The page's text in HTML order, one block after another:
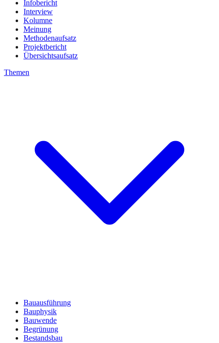
Infobericht
Interview
Kolumne
Meinung
Methodenaufsatz
Projektbericht
Übersichtsaufsatz
Themen
Bauausführung
Bauphysik
Bauwende
Begrünung
Bestandsbau